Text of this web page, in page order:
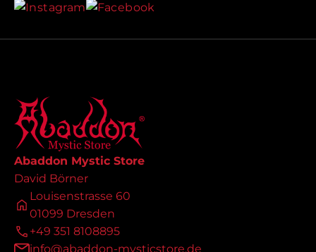
Abaddon Mystic Store
David Börner
Louisenstrasse 60
01099 Dresden
+49 351 8108895
info@abaddon-mysticstore.de